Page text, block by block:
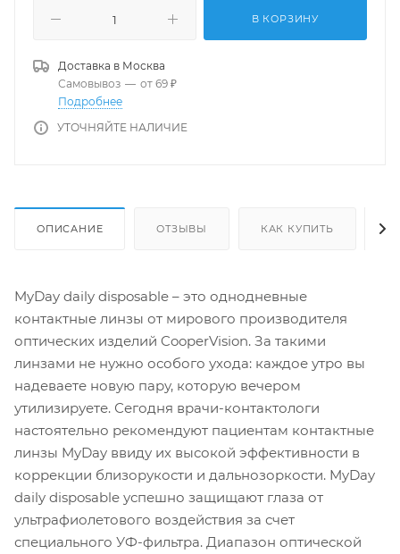
В КОРЗИНУ
Доставка в Москва
Самовывоз — от 69 ₽
Подробнее
УТОЧНЯЙТЕ НАЛИЧИЕ
ОПИСАНИЕ ОТЗЫВЫ КАК КУПИТЬ
MyDay daily disposable – это однодневные
контактные линзы от мирового производителя
оптических изделий CooperVision. За такими
линзами не нужно особого ухода: каждое утро вы
надеваете новую пару, которую вечером
утилизируете. Сегодня врачи-контактологи
настоятельно рекомендуют пациентам контактные
линзы MyDay ввиду их высокой эффективности в
коррекции близорукости и дальнозоркости. MyDay
daily disposable успешно защищают глаза от
ультрафиолетового воздействия за счет
специального УФ-фильтра. Диапазон оптической